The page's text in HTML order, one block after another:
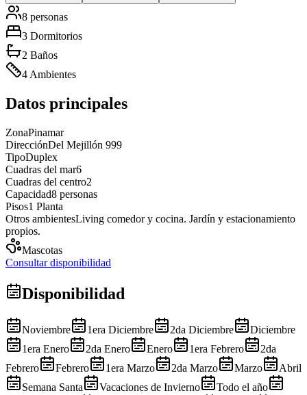
8 personas
3 Dormitorios
2 Baños
4 Ambientes
Datos principales
ZonaPinamar
DirecciónDel Mejillón 999
TipoDuplex
Cuadras del mar6
Cuadras del centro2
Capacidad8 personas
Pisos1 Planta
Otros ambientesLiving comedor y cocina. Jardín y estacionamiento
propios.
Mascotas
Consultar disponibilidad
Disponibilidad
Noviembre 1era Diciembre 2da Diciembre
Diciembre
1era Enero
2da Enero Enero 1era Febrero
2da
Febrero
Febrero 1era Marzo 2da Marzo Marzo
Abril
Semana Santa
Vacaciones de Invierno
Todo el año